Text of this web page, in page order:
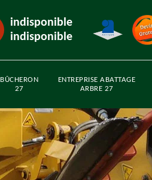
indisponible
indisponible
BÛCHERON
27
ENTREPRISE ABATTAGE
ARBRE 27